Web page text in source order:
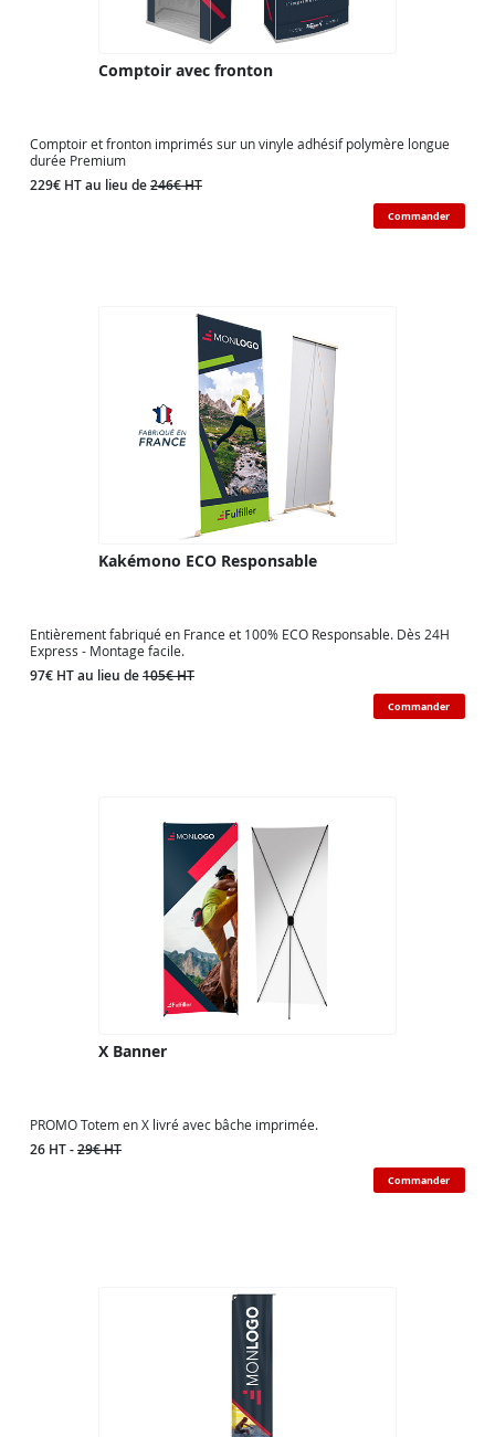
Comptoir avec fronton
Comptoir et fronton imprimés sur un vinyle adhésif polymère longue
durée Premium
229€ HT au lieu de246€ HT
Commander
Kakémono ECO Responsable
Entièrement fabriqué en France et 100% ECO Responsable. Dès 24H
Express - Montage facile.
97€ HT au lieu de105€ HT
Commander
X Banner
PROMO Totem en X livré avec bâche imprimée.
26 HT -29€ HT
Commander